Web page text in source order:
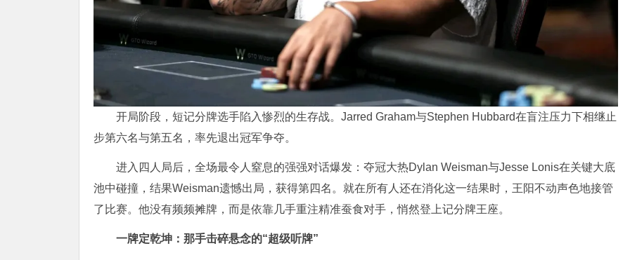
开局阶段，短记分牌选手陷入惨烈的生存战。Jarred Graham与Stephen Hubbard在盲注压力下相继止
步第六名与第五名，率先退出冠军争夺。
进入四人局后，全场最令人窒息的强强对话爆发：夺冠大热Dylan Weisman与Jesse Lonis在关键大底
池中碰撞，结果Weisman遗憾出局，获得第四名。就在所有人还在消化这一结果时，王阳不动声色地接管
了比赛。他没有频频摊牌，而是依靠几手重注精准蚕食对手，悄然登上记分牌王座。
一牌定乾坤：那手击碎悬念的“超级听牌”